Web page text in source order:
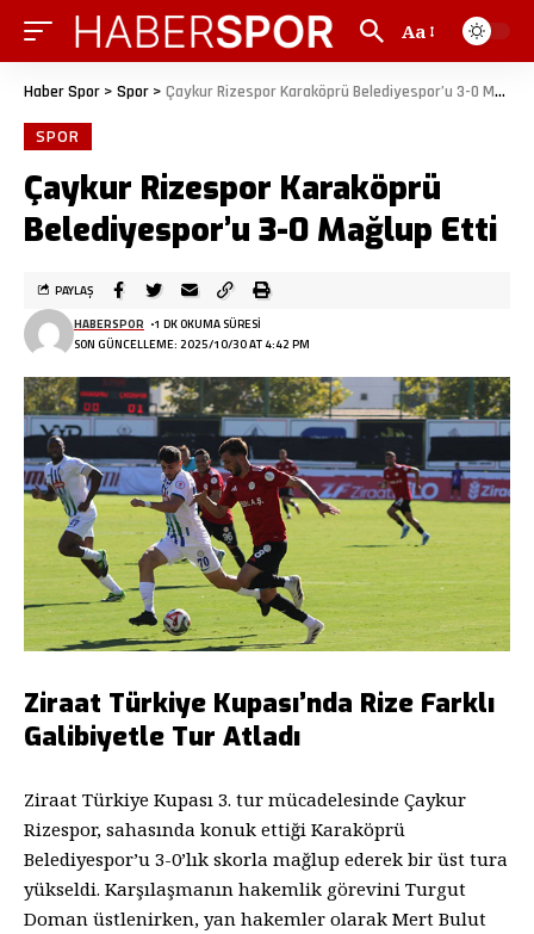
Aa
Haber Spor > Spor > Çaykur Rizespor Karaköprü Belediyespor’u 3-0 Mağlup Etti
SPOR
Çaykur Rizespor Karaköprü
Belediyespor’u 3-0 Mağlup Etti
SON GÜNCELLEME: 2025/10/30 AT 4:42 PM
HABERSPOR 1 DK OKUMA SÜRESI
PAYLAŞ
Ziraat Türkiye Kupası’nda Rize Farklı
Galibiyetle Tur Atladı
Ziraat Türkiye Kupası 3. tur mücadelesinde Çaykur
Rizespor, sahasında konuk ettiği Karaköprü
Belediyespor’u 3-0’lık skorla mağlup ederek bir üst tura
yükseldi. Karşılaşmanın hakemlik görevini Turgut
Doman üstlenirken, yan hakemler olarak Mert Bulut